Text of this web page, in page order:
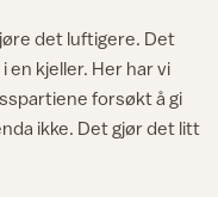
det luftigere. Det
en kjeller. Her har vi
forsøkt å gi
ikke. Det gjør det litt